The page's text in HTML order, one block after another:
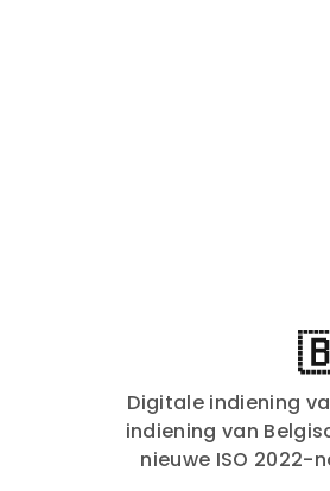
Digitale indiening
indiening van
nieuwe ISO 2022-